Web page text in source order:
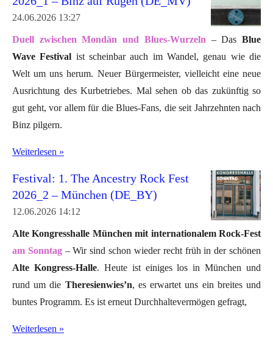
24.06.2026 13:27
Duell zwischen Mondän und Blues-Wurzeln – DasBlue
Wave Festival ist scheinbar auch im Wandel, genau wie die
Welt um uns herum. Neuer Bürgermeister, vielleicht eine neue
Ausrichtung des Kurbetriebes. Mal sehen ob das zukünftig so
gut geht, vor allem für die Blues-Fans, die seit Jahrzehnten nach
Binz pilgern.
Weiterlesen »
Festival: 1. The Ancestry Rock Fest
2026_2 – München (DE_BY)
12.06.2026 14:12
Alte Kongresshalle München mit internationalem Rock-Fest
am Sonntag– Wir sind schon wieder recht früh in der schönen
Alte Kongress-Halle. Heute ist einiges los in München und
rund um die Theresienwies’n, es erwartet uns ein breites und
buntes Programm. Es ist erneut Durchhaltevermögen gefragt,
Weiterlesen »